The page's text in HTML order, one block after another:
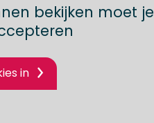
bekijken moet je
in